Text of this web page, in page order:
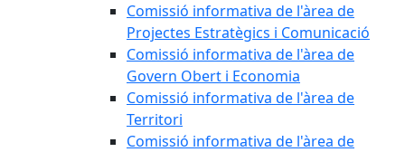
Comissió informativa de l'àrea de
Projectes Estratègics i Comunicació
Comissió informativa de l'àrea de
Govern Obert i Economia
Comissió informativa de l'àrea de
Territori
Comissió informativa de l'àrea de